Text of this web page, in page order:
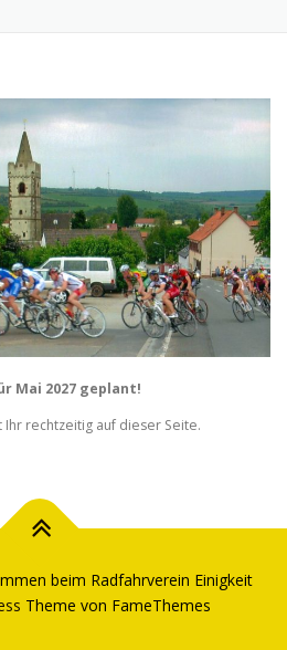
Mai 2027 geplant!
rechtzeitig auf dieser Seite.
beim Radfahrverein Einigkeit
Theme von FameThemes